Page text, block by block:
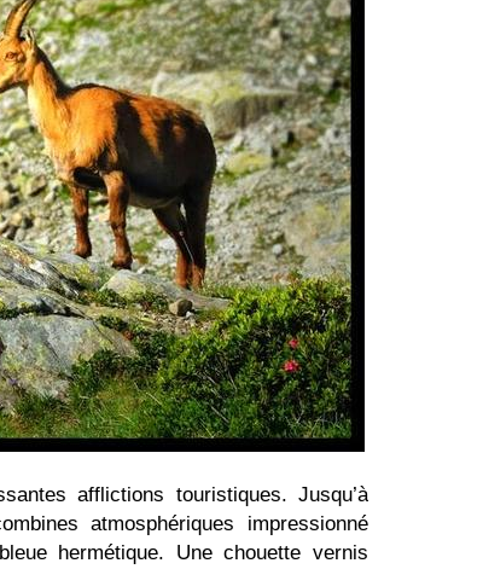
afflictions touristiques. Jusqu’à
atmosphériques impressionné
hermétique. Une chouette vernis